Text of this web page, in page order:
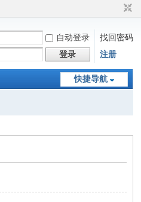
自动登录
找回密码
登录 注册
快捷导航